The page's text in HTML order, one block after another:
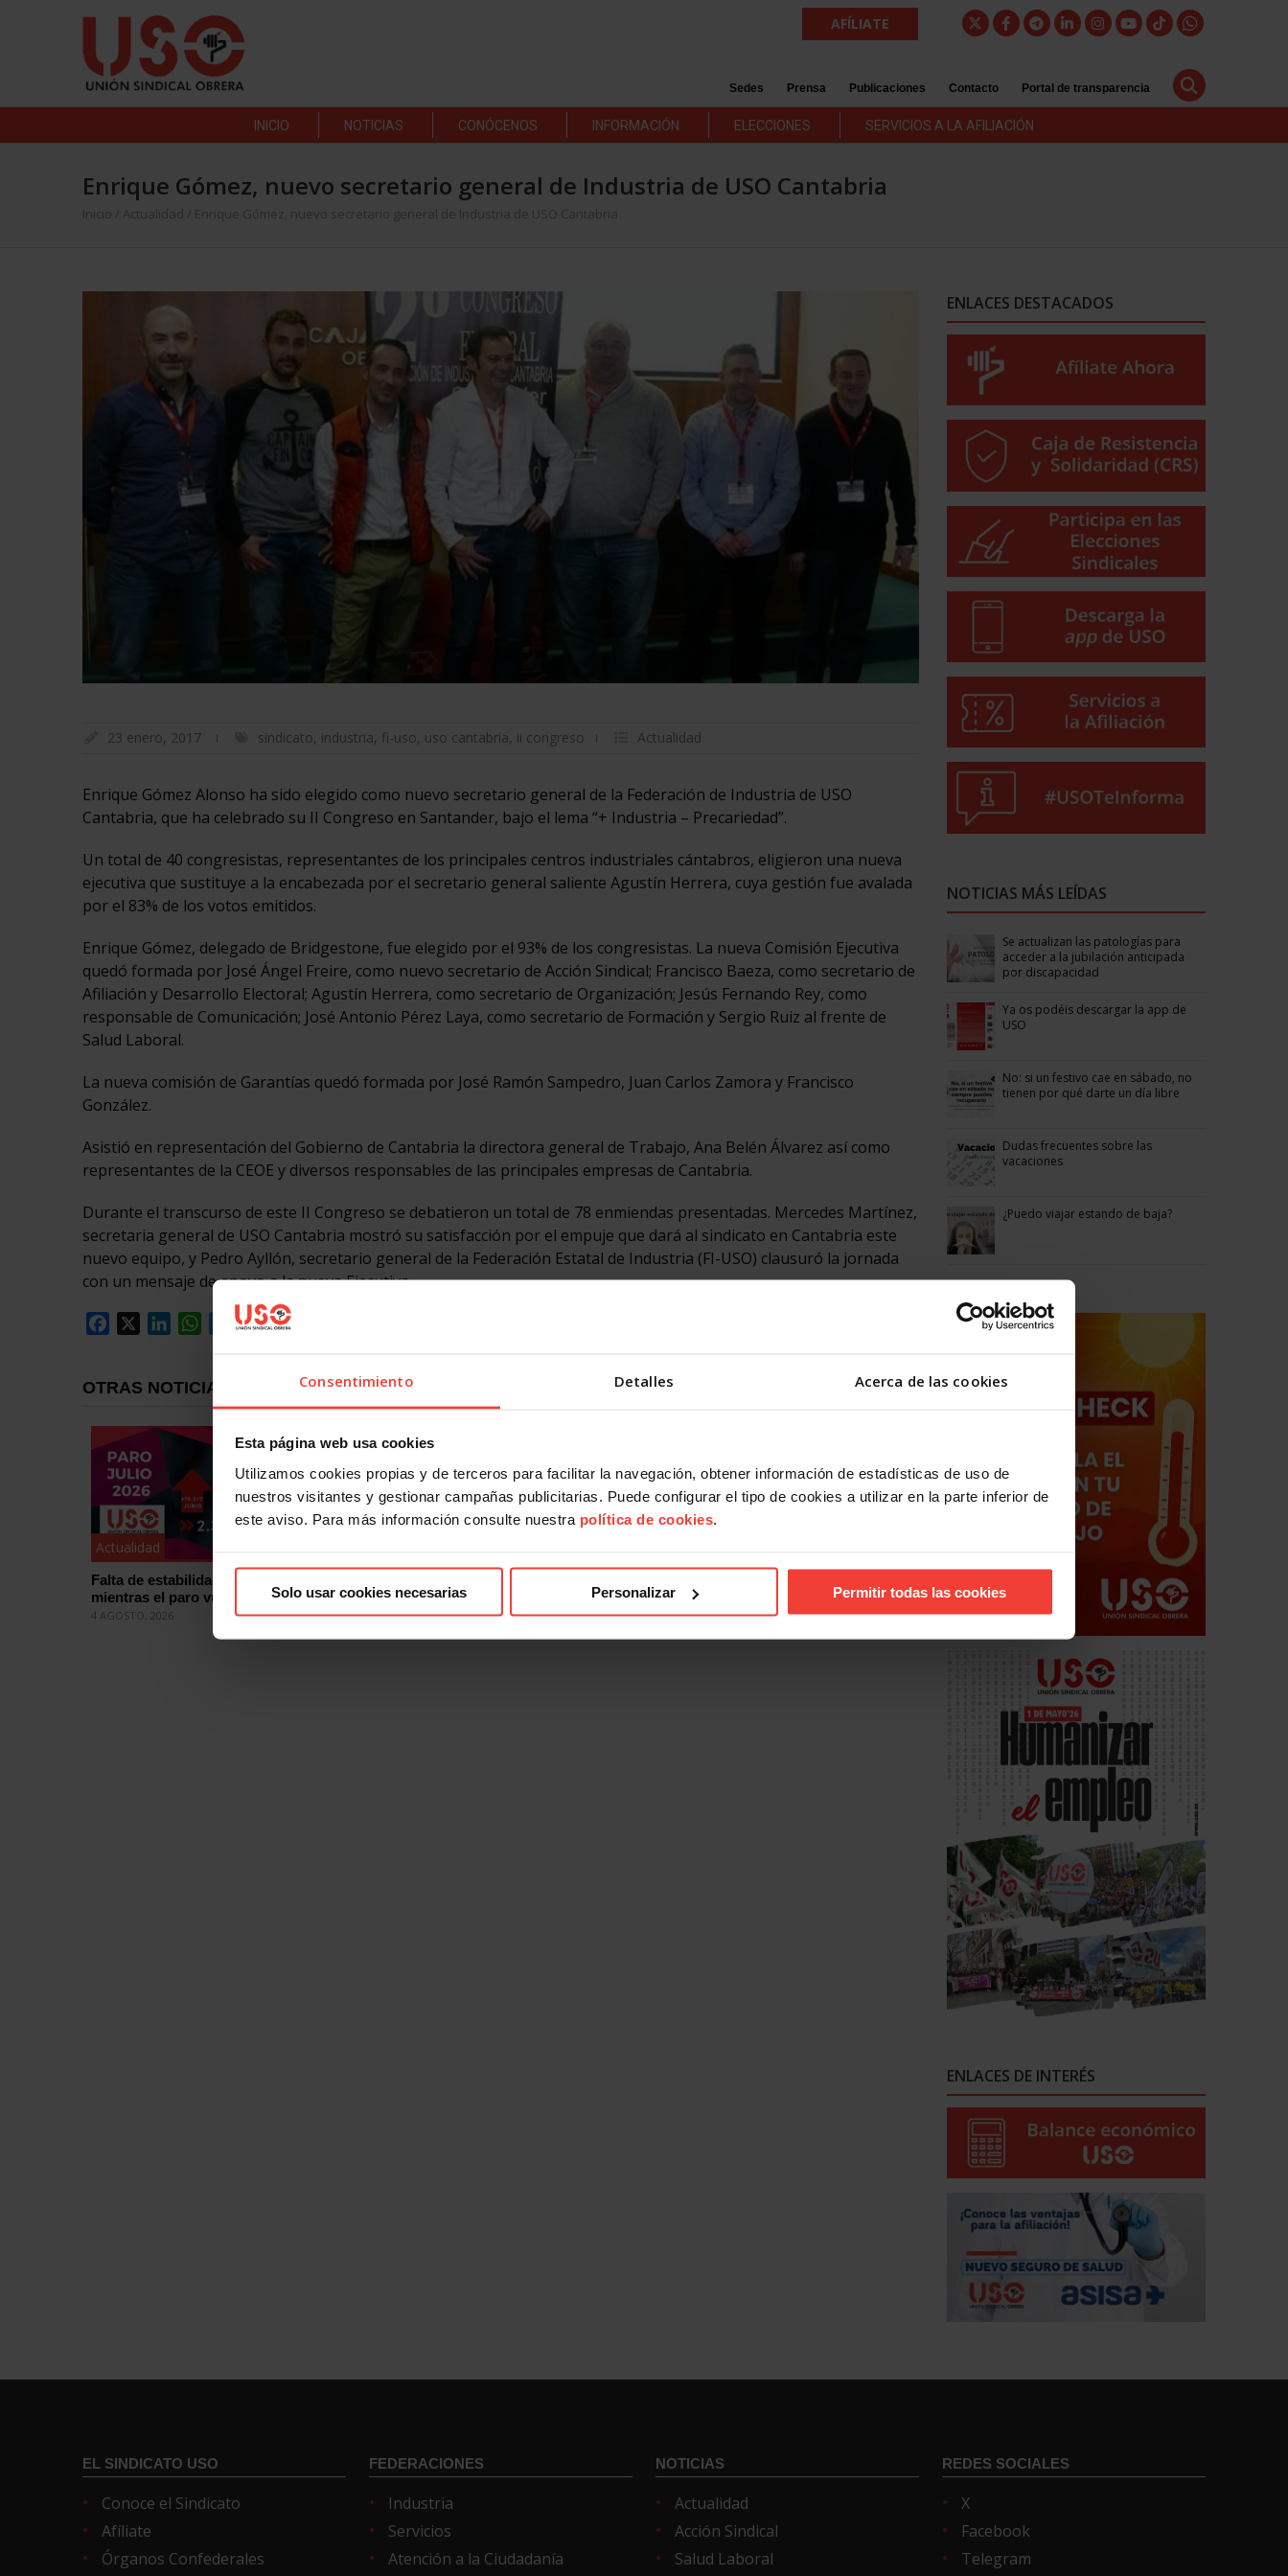
Consentimiento Detalles Acerca de las cookies
Esta página web usa cookies
Utilizamos cookies propias y de terceros para facilitar la navegación, obtener información de estadísticas de uso de
nuestros visitantes y gestionar campañas publicitarias. Puede configurar el tipo de cookies a utilizar en la parte inferior de
este aviso. Para más información consulte nuestra política de cookies.
Solo usar cookies necesarias Personalizar Permitir todas las cookies
AFÍLIATE
Sedes Prensa Publicaciones Contacto Portal de transparencia
INICIO NOTICIAS CONÓCENOS INFORMACIÓN ELECCIONES SERVICIOS A LA AFILIACIÓN
Enrique Gómez, nuevo secretario general de Industria de USO Cantabria
Inicio Actualidad Enrique Gómez, nuevo secretario general de Industria de USO Cantabria
23 enero, 2017 sindicato, industria, fi-uso, uso cantabria, ii congreso Actualidad
Enrique Gómez Alonso ha sido elegido como nuevo secretario general de la Federación de Industria de USO
Cantabria, que ha celebrado su II Congreso en Santander, bajo el lema “+ Industria – Precariedad”.
Un total de 40 congresistas, representantes de los principales centros industriales cántabros, eligieron una nueva
ejecutiva que sustituye a la encabezada por el secretario general saliente Agustín Herrera, cuya gestión fue avalada
por el 83% de los votos emitidos.
Enrique Gómez, delegado de Bridgestone, fue elegido por el 93% de los congresistas. La nueva Comisión Ejecutiva
quedó formada por José Ángel Freire, como nuevo secretario de Acción Sindical; Francisco Baeza, como secretario de
Afiliación y Desarrollo Electoral; Agustín Herrera, como secretario de Organización; Jesús Fernando Rey, como
responsable de Comunicación; José Antonio Pérez Laya, como secretario de Formación y Sergio Ruiz al frente de
Salud Laboral.
La nueva comisión de Garantías quedó formada por José Ramón Sampedro, Juan Carlos Zamora y Francisco
González.
Asistió en representación del Gobierno de Cantabria la directora general de Trabajo, Ana Belén Álvarez así como
representantes de la CEOE y diversos responsables de las principales empresas de Cantabria.
Durante el transcurso de este II Congreso se debatieron un total de 78 enmiendas presentadas. Mercedes Martínez,
secretaria general de USO Cantabria mostró su satisfacción por el empuje que dará al sindicato en Cantabria este
nuevo equipo, y Pedro Ayllón, secretario general de la Federación Estatal de Industria (FI-USO) clausuró la jornada
con un mensaje de apoyo a la nueva Ejecutiva.
Facebook
LinkedInWhatsApp
Telegram
Email
OTRAS NOTICIAS
Actualidad
Falta de estabilidad en el empleo
mientras el paro vuelve a subir en julio
4 AGOSTO, 2026
sobre el papel, más precariedad en la
práctica
alerta: 2,5 millones de personas siguen
en paro
ENLACES DESTACADOS
NOTICIAS MÁS LEÍDAS
Se actualizan las patologías para
acceder a la jubilación anticipada
por discapacidad
Ya os podéis descargar la app de
USO
No: si un festivo cae en sábado, no
tienen por qué darte un día libre
Dudas frecuentes sobre las
vacaciones
¿Puedo viajar estando de baja?
ENLACES DE INTERÉS
EL SINDICATO USO
Conoce el Sindicato
Afíliate
Órganos Confederales
FEDERACIONES
Industria
Servicios
Atención a la Ciudadanía
NOTICIAS
Actualidad
Acción Sindical
Salud Laboral
REDES SOCIALES
X
Facebook
Telegram